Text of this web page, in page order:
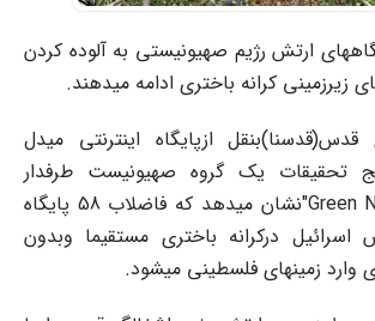
ارتش رژیم صهیونیستی به آلوده کردن
کرانه باختری ادامه میدهند.
قدس(قدسنا)بنقل ازپایگاه اینترنتی میدل
تحقیقات یک گروه صهیونیست طرفدار
محیط زیست"Green Now"نشان میدهد که فاضلاب 58 پایگاه
ارتش اسرائیل درکرانه باختری مستقیما وبدون
وارد زمینهای فلسطینی میشود.